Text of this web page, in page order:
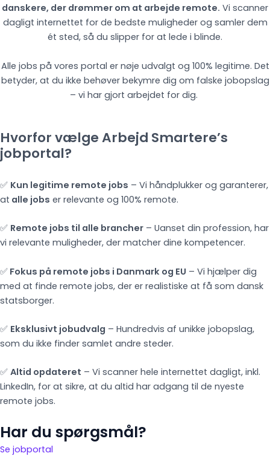
danskere, der drømmer om at arbejde remote. Vi scanner
dagligt internettet for de bedste muligheder og samler dem
ét sted, så du slipper for at lede i blinde.
Alle jobs på vores portal er nøje udvalgt og 100% legitime. Det
betyder, at du ikke behøver bekymre dig om falske jobopslag
– vi har gjort arbejdet for dig.
Hvorfor vælge Arbejd Smartere’s
jobportal?
✅ Kun legitime remote jobs – Vi håndplukker og garanterer,
at alle jobs er relevante og 100% remote.
✅ Remote jobs til alle brancher – Uanset din profession, har
vi relevante muligheder, der matcher dine kompetencer.
✅ Fokus på remote jobs i Danmark og EU – Vi hjælper dig
med at finde remote jobs, der er realistiske at få som dansk
statsborger.
✅ Eksklusivt jobudvalg – Hundredvis af unikke jobopslag,
som du ikke finder samlet andre steder.
✅ Altid opdateret – Vi scanner hele internettet dagligt, inkl.
LinkedIn, for at sikre, at du altid har adgang til de nyeste
remote jobs.
Har du spørgsmål?
Se jobportal